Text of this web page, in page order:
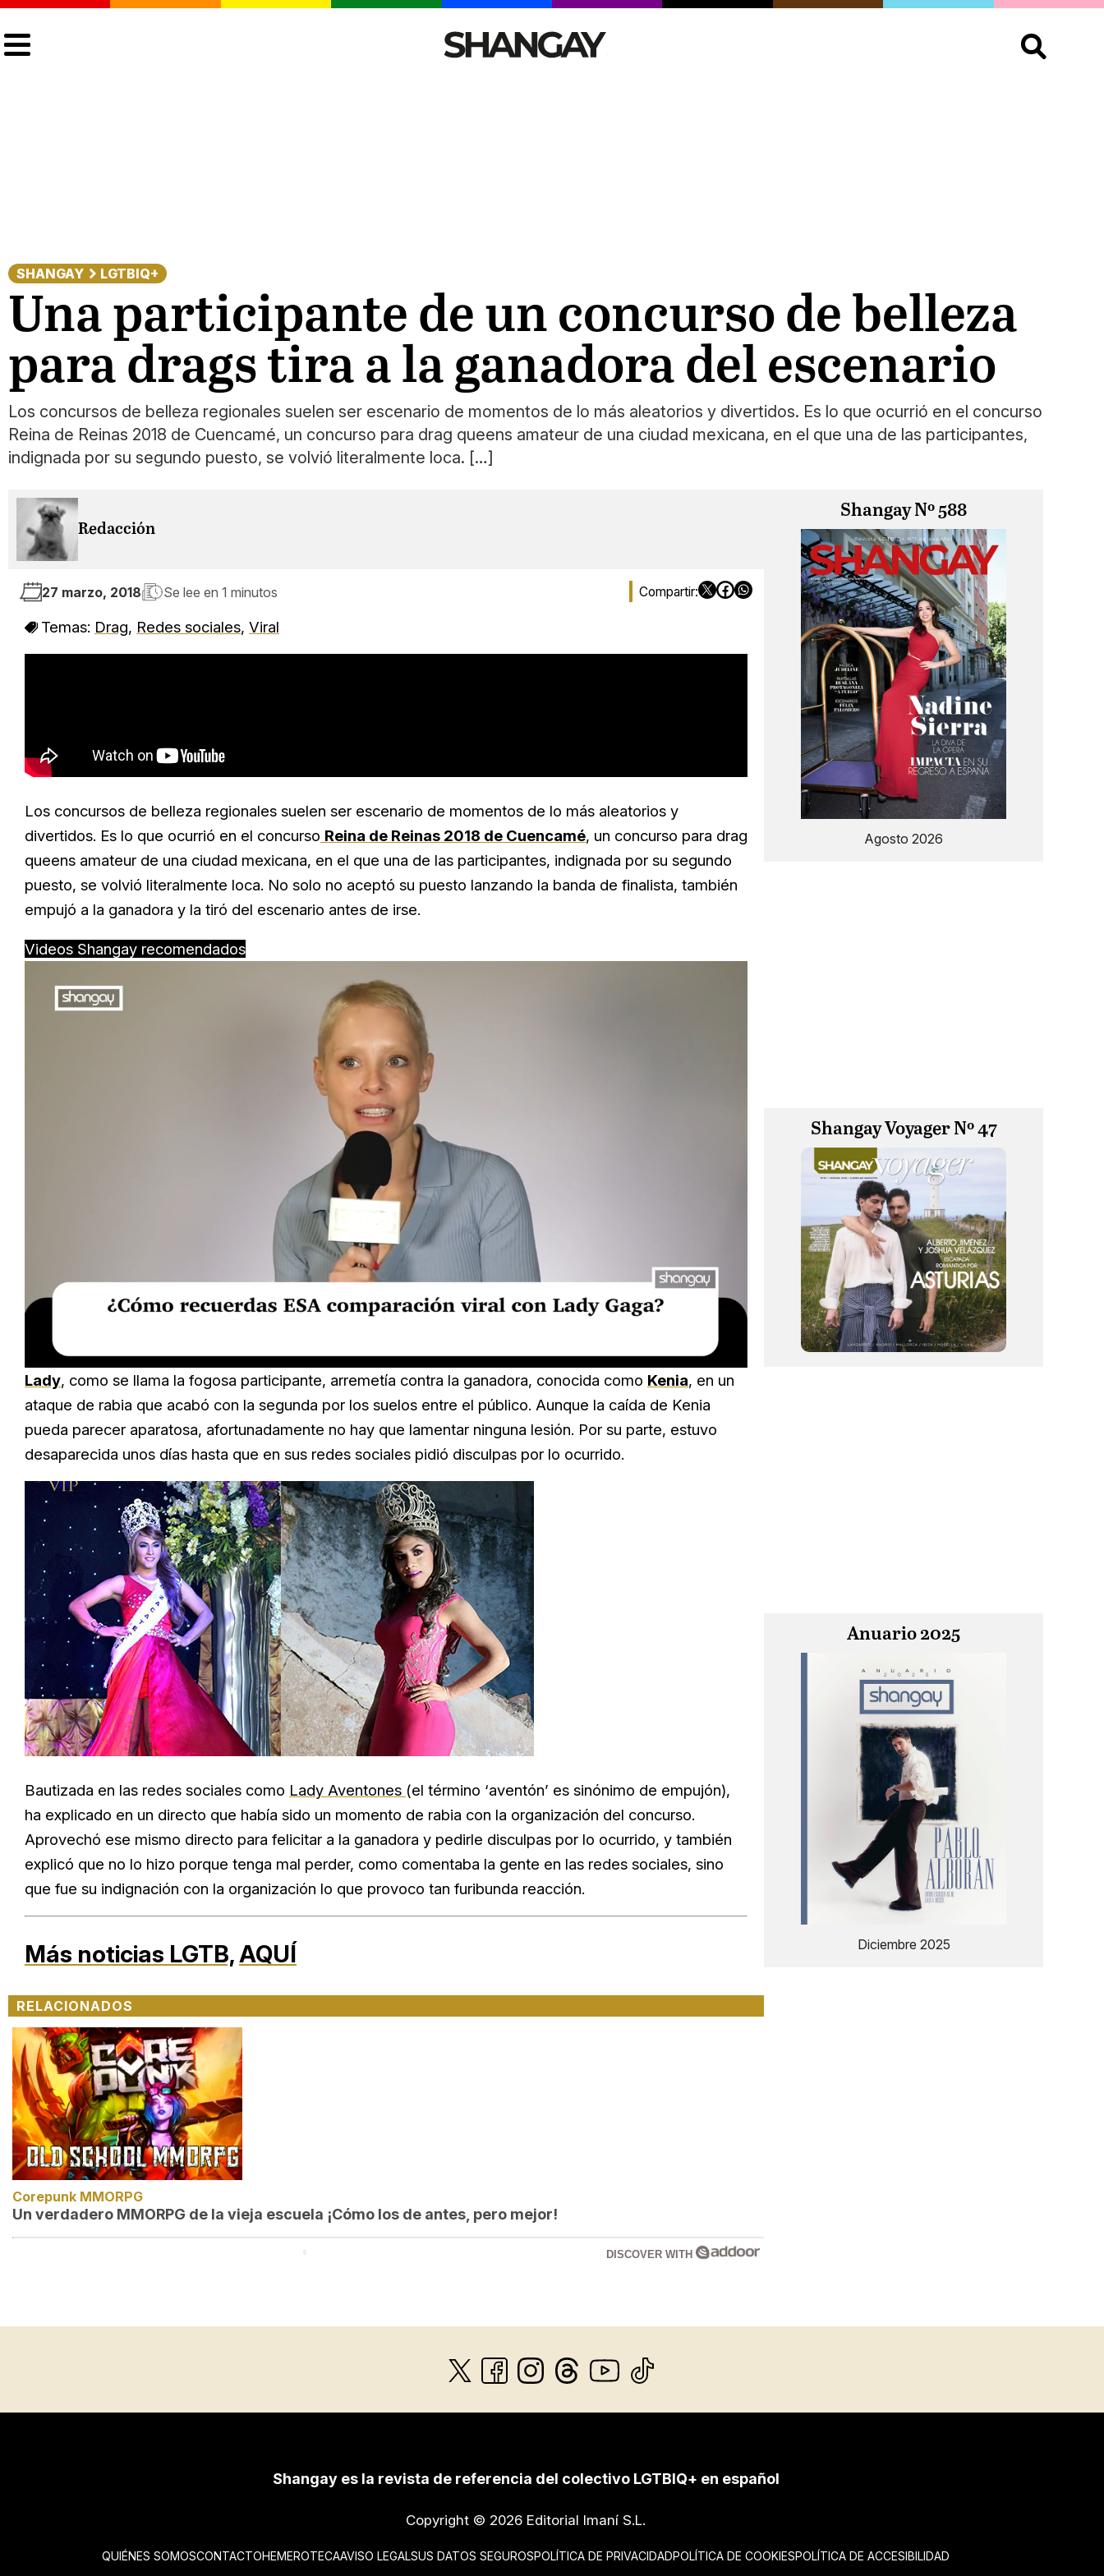
Buscar:
SHANGAY LGTBIQ+
Una participante de un concurso de belleza
para drags tira a la ganadora del escenario
Los concursos de belleza regionales suelen ser escenario de momentos de lo más aleatorios y divertidos. Es lo que ocurrió en el concurso
Reina de Reinas 2018 de Cuencamé, un concurso para drag queens amateur de una ciudad mexicana, en el que una de las participantes,
indignada por su segundo puesto, se volvió literalmente loca. […]
Redacción
27 marzo, 2018 Se lee en 1 minutos
Temas: Drag, Redes sociales, Viral
Los concursos de belleza regionales suelen ser escenario de momentos de lo más aleatorios y
divertidos. Es lo que ocurrió en el concurso Reina de Reinas 2018 de Cuencamé, un concurso para drag
queens amateur de una ciudad mexicana, en el que una de las participantes, indignada por su segundo
puesto, se volvió literalmente loca. No solo no aceptó su puesto lanzando la banda de finalista, también
empujó a la ganadora y la tiró del escenario antes de irse.
Videos Shangay recomendados
Unmute Loaded:
20.76%
Lady, como se llama la fogosa participante, arremetía contra la ganadora, conocida como Kenia, en un
ataque de rabia que acabó con la segunda por los suelos entre el público. Aunque la caída de Kenia
pueda parecer aparatosa, afortunadamente no hay que lamentar ninguna lesión. Por su parte, estuvo
desaparecida unos días hasta que en sus redes sociales pidió disculpas por lo ocurrido.
Bautizada en las redes sociales como Lady Aventones (el término ‘aventón’ es sinónimo de empujón),
ha explicado en un directo que había sido un momento de rabia con la organización del concurso.
Aprovechó ese mismo directo para felicitar a la ganadora y pedirle disculpas por lo ocurrido, y también
explicó que no lo hizo porque tenga mal perder, como comentaba la gente en las redes sociales, sino
que fue su indignación con la organización lo que provoco tan furibunda reacción.
Más noticias LGTB,AQUÍ
RELACIONADOS
Corepunk MMORPG
Un verdadero MMORPG de la vieja escuela ¡Cómo los de antes, pero mejor!
DISCOVER WITH
Shangay Nº 588
Agosto 2026
Shangay Voyager Nº 47
Anuario 2025
Diciembre 2025
Shangay es la revista de referencia del colectivo LGTBIQ+ en español
Copyright © 2026 Editorial Imaní S.L.
QUIÉNES SOMOSCONTACTOHEMEROTECAAVISO LEGALSUS DATOS SEGUROSPOLÍTICA DE PRIVACIDADPOLÍTICA DE COOKIESPOLÍTICA DE ACCESIBILIDAD